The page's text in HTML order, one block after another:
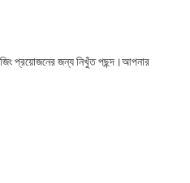
প্রয়োজনের জন্য নিখুঁত পছন্দ।আপনার